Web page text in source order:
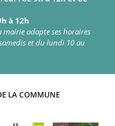
à 12h
mairie adapte ses horaires
et du lundi 10 au
LA COMMUNE